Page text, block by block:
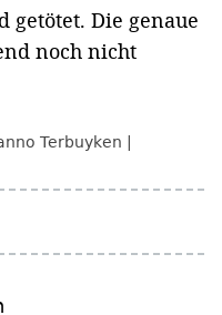
getötet. Die genaue
noch nicht
Terbuyken